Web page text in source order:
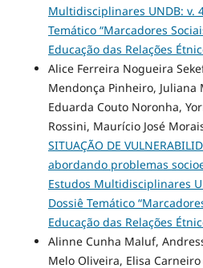
Multidisciplinares UNDB: v.
Temático “Marcadores
Educação das Relações
Alice Ferreira Nogueira
Mendonça Pinheiro, Juliana
Eduarda Couto Noronha,
Rossini, Maurício José
SITUAÇÃO DE
abordando problemas
Estudos Multidisciplinares
Dossiê Temático
Educação das Relações
Alinne Cunha Maluf,
Melo Oliveira, Elisa Carneiro